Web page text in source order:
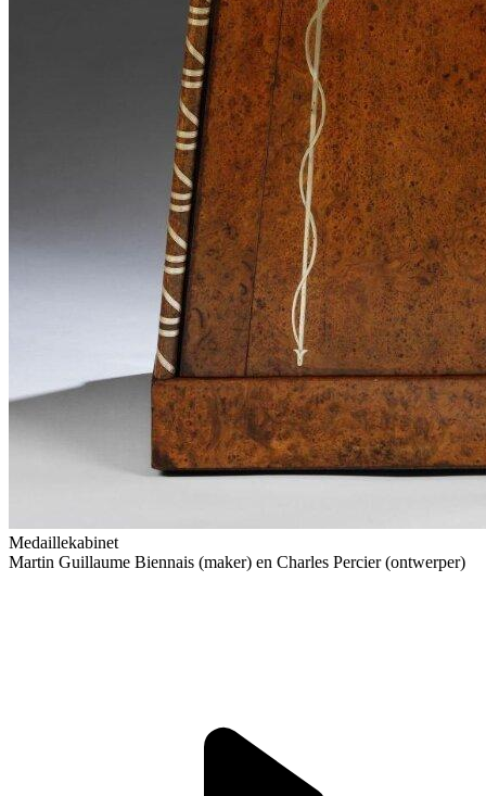
Medaillekabinet
Martin Guillaume Biennais (maker) en Charles Percier (ontwerper)